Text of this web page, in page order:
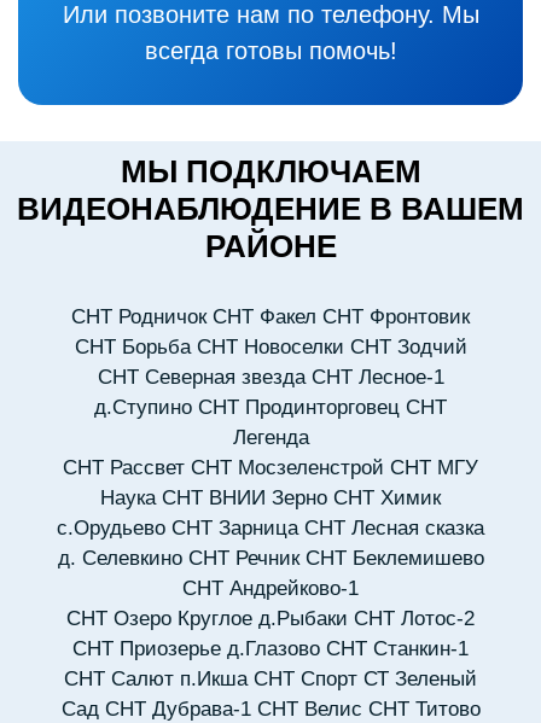
Или позвоните нам по телефону. Мы
всегда готовы помочь!
МЫ ПОДКЛЮЧАЕМ
ВИДЕОНАБЛЮДЕНИЕ В ВАШЕМ
РАЙОНЕ
СНТ Родничок СНТ Факел СНТ Фронтовик
СНТ Борьба СНТ Новоселки СНТ Зодчий
СНТ Северная звезда СНТ Лесное-1
д.Ступино СНТ Продинторговец СНТ
Легенда
СНТ Рассвет СНТ Мосзеленстрой СНТ МГУ
Наука СНТ ВНИИ Зерно СНТ Химик
с.Орудьево СНТ Зарница СНТ Лесная сказка
д. Селевкино СНТ Речник СНТ Беклемишево
СНТ Андрейково-1
СНТ Озеро Круглое д.Рыбаки СНТ Лотос-2
СНТ Приозерье д.Глазово СНТ Станкин-1
СНТ Салют п.Икша СНТ Спорт СТ Зеленый
Сад СНТ Дубрава-1 СНТ Велис СНТ Титово